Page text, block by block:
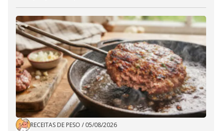
RECEITAS DE PESO / 05/08/2026